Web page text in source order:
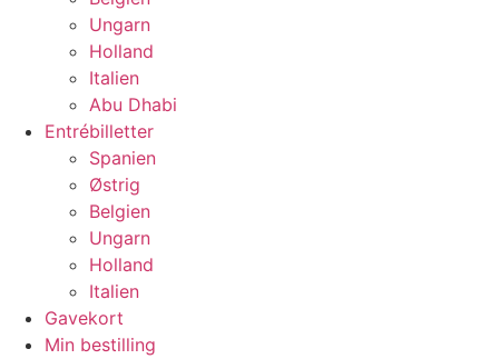
Ungarn
Holland
Italien
Abu Dhabi
Entrébilletter
Spanien
Østrig
Belgien
Ungarn
Holland
Italien
Gavekort
Min bestilling